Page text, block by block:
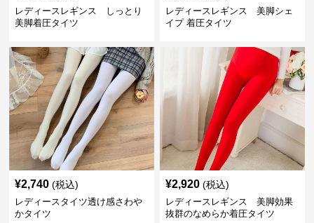
レディースレギンス しっとり
美脚着圧タイツ
レディースレギンス 美脚シェ
イプ 着圧タイツ
¥2,740 (税込)
レディースタイツ透け感さわや
かタイツ
¥2,920 (税込)
レディースレギンス 美脚効果
抜群のなめらか着圧タイツ